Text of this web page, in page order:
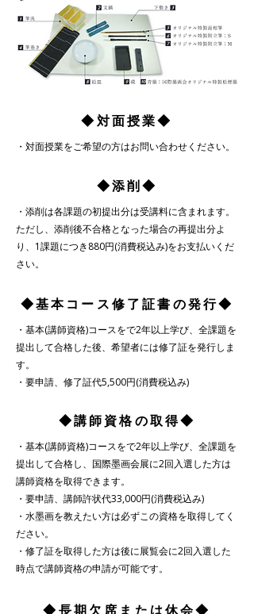
​◆対面授業◆
・対面授業をご希望の方はお問い合わせください。
​◆添削◆
・添削は各課題の初提出分は受講料に含まれます。
ただし、添削後不合格となった場合の再提出分よ
り、1課題につき880円(消費税込み)をお支払いくだ
さい。
​◆基本コース修了証書の発行◆
・基本(講師資格)コースをで2年以上学び、全課題を
提出して合格した後、希望者には修了証を発行しま
す。
・要申請、修了証代5,500円(消費税込み)
​◆講師資格の取得◆
・基本(講師資格)コースをで2年以上学び、全課題を
提出して合格し、国際墨画会展に2回入選した方は
講師資格を取得できます。
・要申請、講師許状代33,000円(消費税込み)
・水墨画を教えたい方は必ずこの資格を取得してく
ださい。
​・修了証を取得した方は後に展覧会に2回入選した
時点で講師資格の申請が可能です。
​◆長期欠席または休会◆